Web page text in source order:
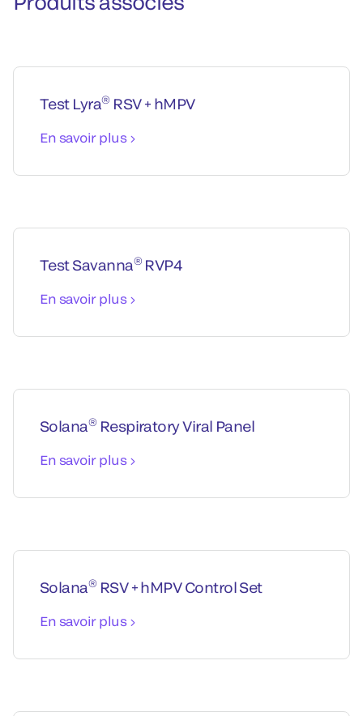
Test Lyra® RSV + hMPV
En savoir plus
Test Savanna® RVP4
En savoir plus
Solana® Respiratory Viral Panel
En savoir plus
Solana® RSV + hMPV Control Set
En savoir plus